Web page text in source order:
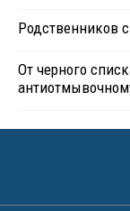
Родственников
От черного